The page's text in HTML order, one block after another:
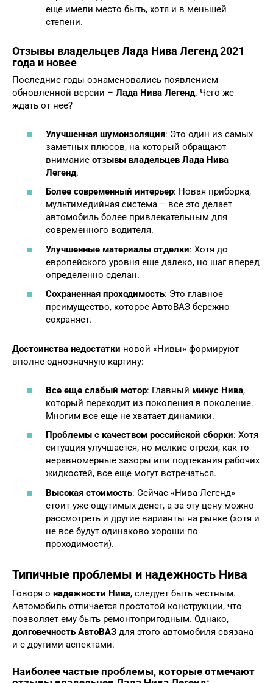
еще имели место быть, хотя и в меньшей
степени.
Отзывы владельцев Лада Нива Легенд2021
года и новее
Последние годы ознаменовались появлением
обновленной версии – Лада Нива Легенд. Чего же
ждать от нее?
Улучшенная шумоизоляция: Это один из самых
заметных плюсов, на который обращают
внимание отзывы владельцев Лада Нива
Легенд.
Более современный интерьер: Новая приборка,
мультимедийная система – все это делает
автомобиль более привлекательным для
современного водителя.
Улучшенные материалы отделки: Хотя до
европейского уровня еще далеко, но шаг вперед
определенно сделан.
Сохраненная проходимость: Это главное
преимущество, которое АвтоВАЗ бережно
сохраняет.
Достоинства недостатки новой «Нивы» формируют
вполне однозначную картину:
Все еще слабый мотор: Главный минус Нива,
который переходит из поколения в поколение.
Многим все еще не хватает динамики.
Проблемы с качеством российской сборки: Хотя
ситуация улучшается, но мелкие огрехи, как то
неравномерные зазоры или подтекания рабочих
жидкостей, все еще могут встречаться.
Высокая стоимость: Сейчас «Нива Легенд»
стоит уже ощутимых денег, а за эту цену можно
рассмотреть и другие варианты на рынке (хотя и
не все будут одинаково хороши по
проходимости).
Типичные проблемы и надежность Нива
Говоря о надежности Нива, следует быть честным.
Автомобиль отличается простотой конструкции, что
позволяет ему быть ремонтопригодным. Однако,
долговечность АвтоВАЗ для этого автомобиля связана
и с другими аспектами.
Наиболее частые проблемы, которые отмечают